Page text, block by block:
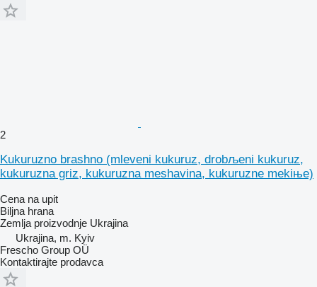
2
Kukuruzno brashno (mleveni kukuruz, drobљeni kukuruz,
kukuruzna griz, kukuruzna meshavina, kukuruzne mekiњe)
Cena na upit
Biljna hrana
Zemlja proizvodnje Ukrajina
Ukrajina, m. Kyiv
Frescho Group OÜ
Kontaktirajte prodavca